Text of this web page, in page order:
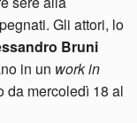
Gli attori, lo
Bruni
in un work in
da mercoledì 18 al